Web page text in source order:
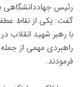
رئیس جهاددانشگاهی
گفت: یکی از نقاط عطف
راهبردی مهمی از
فرمودند.